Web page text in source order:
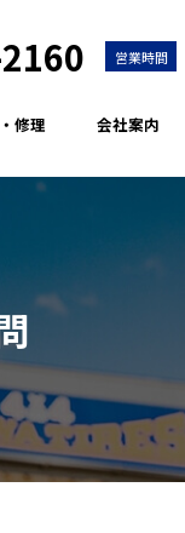
営業時間
修理 会社案内